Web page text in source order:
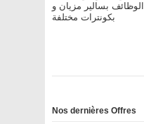
الوظائف بسالير مزيان و
بكونترات مختلفة
Nos dernières Offres